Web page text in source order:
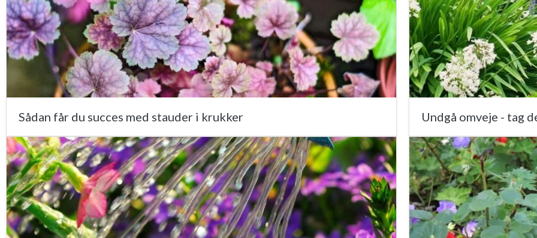
Sådan får du succes med stauder i krukker Undgå omveje - tag